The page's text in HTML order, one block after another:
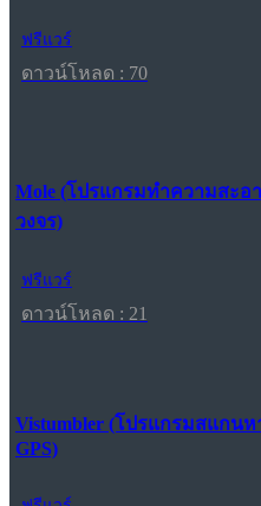
ฟรีแวร์
ดาวน์โหลด : 70
Mole (โปรแกรมทำความสะอ
วงจร)
ฟรีแวร์
ดาวน์โหลด : 21
Vistumbler (โปรแกรมสแกน
GPS)